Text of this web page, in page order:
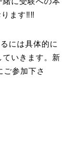
ます‼️‼️
には具体的に
いきます。新
ご参加下さ